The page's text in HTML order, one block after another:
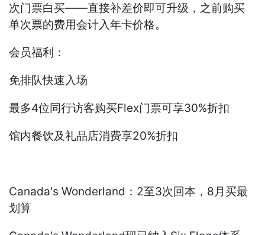
次门票白买——直接补差价即可升级，之前购买
单次票的费用会计入年卡价格。
会员福利：
免排队快速入场
最多4位同行访客购买Flex门票可享30%折扣
馆内餐饮及礼品店消费享20%折扣
Canada's Wonderland：2至3次回本，8月买最
划算